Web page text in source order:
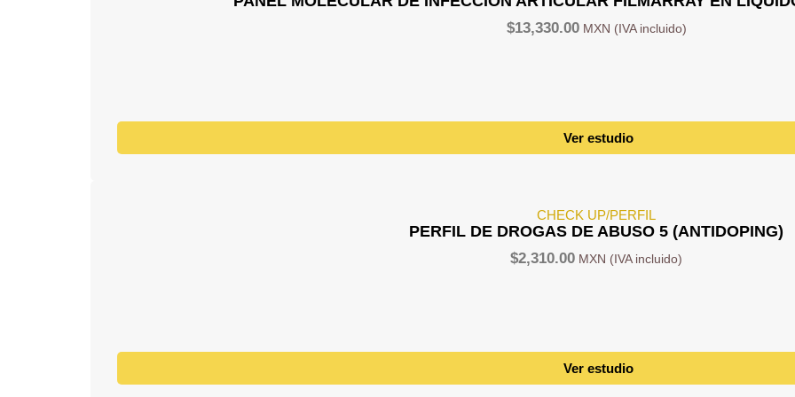
$13,330.00
Ver estudio
CHECK UP/PERFIL
PERFIL DE DROGAS DE ABUSO 5 (ANTIDOPING)
$2,310.00
Ver estudio